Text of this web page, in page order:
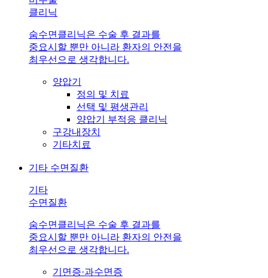
클리닉
숨수면클리닉은 수술 후 결과를
중요시할 뿐만 아니라 환자의 안전을
최우선으로 생각합니다.
양압기
정의 및 치료
선택 및 평생관리
양압기 부적응 클리닉
구강내장치
기타치료
기타 수면질환
기타
수면질환
숨수면클리닉은 수술 후 결과를
중요시할 뿐만 아니라 환자의 안전을
최우선으로 생각합니다.
기면증·과수면증